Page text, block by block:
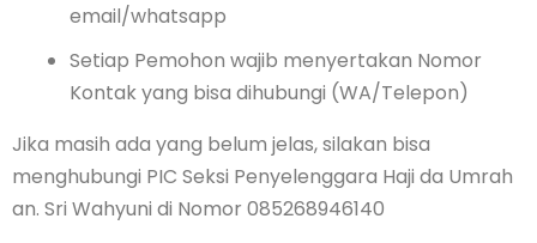
email/whatsapp
Setiap Pemohon wajib menyertakan Nomor
Kontak yang bisa dihubungi (WA/Telepon)
Jika masih ada yang belum jelas, silakan bisa
menghubungi PIC Seksi Penyelenggara Haji da Umrah
an. Sri Wahyuni di Nomor 085268946140